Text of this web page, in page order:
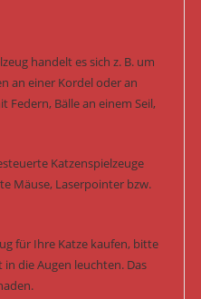
handelt es sich z. B. um
an einer Kordel oder an
Federn, Bälle an einem Seil,
Katzenspielzeuge
Mäuse, Laserpointer bzw.
für Ihre Katze kaufen, bitte
die Augen leuchten. Das